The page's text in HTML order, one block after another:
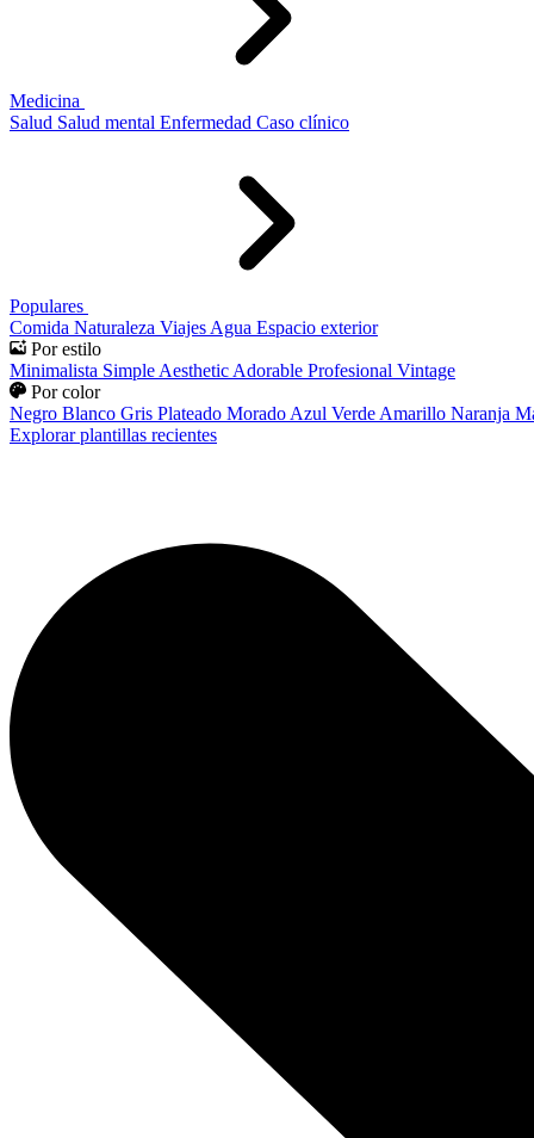
Medicina
Salud Salud mental Enfermedad Caso clínico
Populares
Comida Naturaleza Viajes Agua Espacio exterior
Por estilo
Minimalista Simple Aesthetic Adorable Profesional Vintage
Por color
Negro Blanco Gris Plateado Morado Azul Verde Amarillo Naranja
Explorar plantillas recientes